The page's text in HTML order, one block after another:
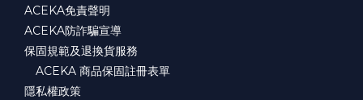
ACEKA免責聲明
ACEKA防詐騙宣導
保固規範及退換貨服務
ACEKA 商品保固註冊表單
隱私權政策